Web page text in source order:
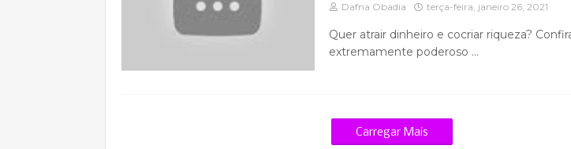
Dafna Obadia terça-feira, janeiro 26, 2021
Quer atrair dinheiro e cocriar riqueza?
extremamente poderoso …
Carregar Mais